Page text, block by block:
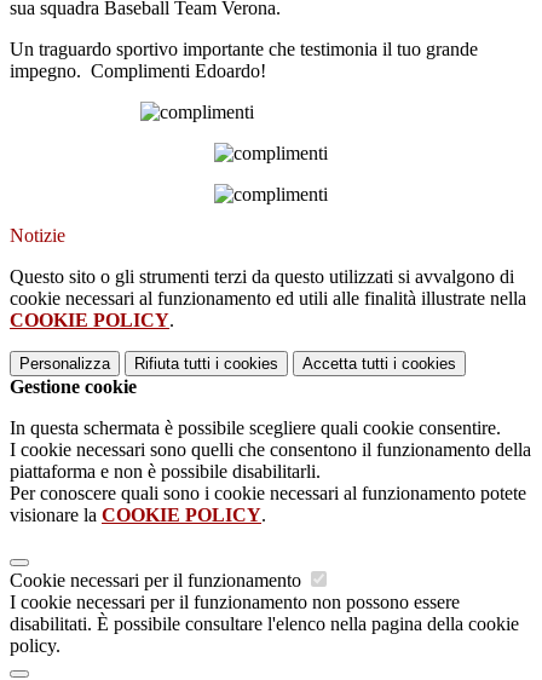
sua squadra Baseball Team Verona.
Un traguardo sportivo importante che testimonia il tuo grande
impegno. Complimenti Edoardo!
Notizie
Questo sito o gli strumenti terzi da questo utilizzati si avvalgono di
cookie necessari al funzionamento ed utili alle finalità illustrate nella
COOKIE POLICY.
Personalizza Rifiuta tutti i cookies Accetta tutti i cookies
Gestione cookie
In questa schermata è possibile scegliere quali cookie consentire.
I cookie necessari sono quelli che consentono il funzionamento della
piattaforma e non è possibile disabilitarli.
Per conoscere quali sono i cookie necessari al funzionamento potete
visionare la COOKIE POLICY.
Cookie necessari per il funzionamento
I cookie necessari per il funzionamento non possono essere
disabilitati. È possibile consultare l'elenco nella pagina della cookie
policy.